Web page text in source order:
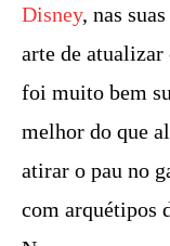
Disney, nas
arte de atualizar
foi muito bem
melhor do que
atirar o pau no
com arquétipos